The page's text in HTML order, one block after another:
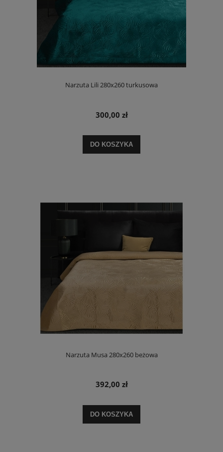
Narzuta Lili 280x260 turkusowa
300,00 zł
DO KOSZYKA
Narzuta Musa 280x260 beżowa
392,00 zł
DO KOSZYKA